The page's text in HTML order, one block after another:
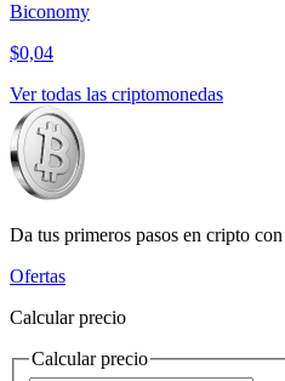
Biconomy
$0,04
Ver todas las criptomonedas
Da tus primeros pasos en cripto
Ofertas
Calcular precio
Calcular precio